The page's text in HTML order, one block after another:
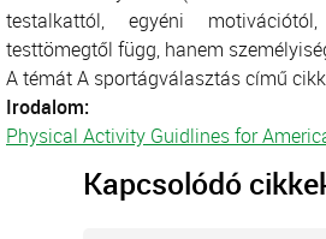
testalkattól, egyéni
testtömegtől függ, hanem
A témát A sportágválasztás című
Irodalom:
Physical Activity Guidlines for
Kapcsolódó